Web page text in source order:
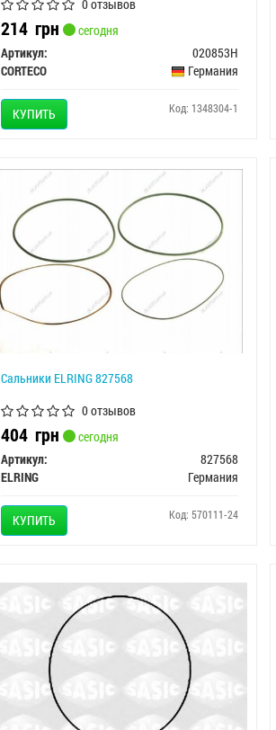
0 отзывов
214грн
сегодня
Артикул:
020853H
CORTECO
Германия
КУПИТЬ Код: 1348304-1
Сальники ELRING 827568
0 отзывов
404грн
сегодня
Артикул:
827568
ELRING
Германия
КУПИТЬ Код: 570111-24